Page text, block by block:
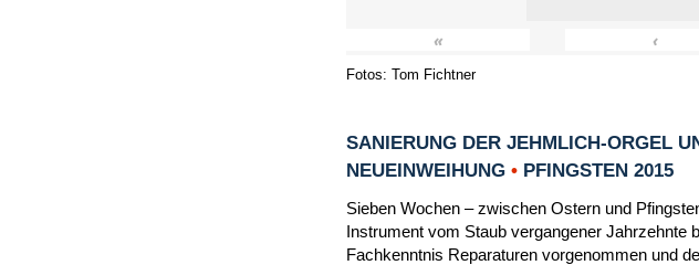
« ‹
Fotos: Tom Fichtner
SANIERUNG DER JEHMLICH-ORGEL
NEUEINWEIHUNG • PFINGSTEN 2015
Sieben Wochen – zwischen Ostern und
Instrument vom Staub vergangener Jahrzehnte
Fachkenntnis Reparaturen vorgenommen und